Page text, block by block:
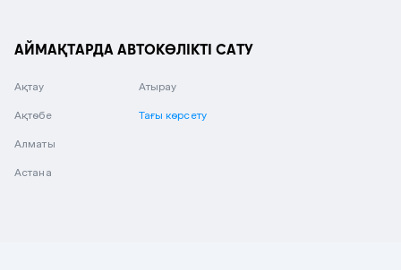
АЙМАҚТАРДА АВТОКӨЛІКТІ САТУ
Ақтау
Ақтөбе
Алматы
Астана
Атырау
Тағы көрсету